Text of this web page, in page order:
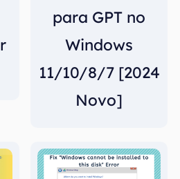
para GPT no
Windows
11/10/8/7 [2024
Novo]